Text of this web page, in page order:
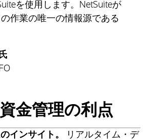
を使用します。NetSuiteが
作業の唯一の情報源である
金管理の利点
インサイト。
リアルタイム・デ